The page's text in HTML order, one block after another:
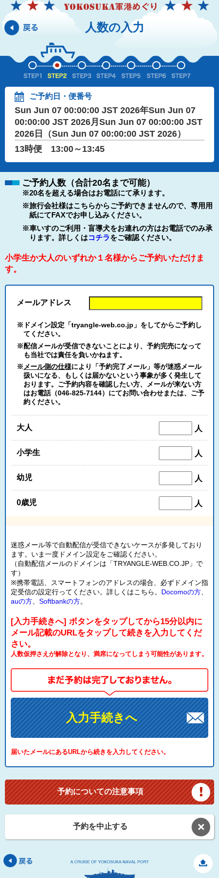
人数の入力
ご予約日・便番号
Sun Jun 07 00:00:00 JST 2026年Sun Jun 07
00:00:00 JST 2026月Sun Jun 07 00:00:00 JST
2026日（Sun Jun 07 00:00:00 JST 2026）
13時便 13:00～13:45
ご予約人数（合計20名まで可能）
※20名を超える場合はお電話にて承ります。
※旅行会社様はこちらからご予約できませんので、専用用
紙にてFAXでお申し込みください。
※車いすのご利用・盲導犬をお連れの方はお電話でのみ承
ります。詳しくはコチラをご確認ください。
小学生か大人のいずれか１名様からご予約いただけま
す。
メールアドレス
※ドメイン設定「tryangle-web.co.jp」をしてからご予約し
てください。
※配信メールが受信できないことにより、予約完売になって
も当社では責任を負いかねます。
※メール側の仕様により「予約完了メール」等が迷惑メール
扱いになる、もしくは届かないという事象が多く発生して
おります。ご予約内容を確認したい方、メールが来ない方
はお電話（046-825-7144）にてお問い合わせまたは、ご予
約ください。
大人 人
小学生 人
幼児 人
0歳児 人
迷惑メール等で自動配信が受信できないケースが多発しており
ます。いま一度ドメイン設定をご確認ください。
（自動配信メールのドメインは「TRYANGLE-WEB.CO.JP」で
す）
※携帯電話、スマートフォンのアドレスの場合、必ずドメイン指
定受信の設定行ってください。詳しくはこちら。 Docomoの方
auの方
Softbankの方。
[入力手続きへ] ボタンをタップしてから15分以内に
メール記載のURLをタップして続きを入力してくだ
さい。
人数仮押さえが解除となり、満席になってしまう可能性があります。
入力手続きへ
届いたメールにあるURLから続きを入力してください。
予約についての注意事項
予約を中止する